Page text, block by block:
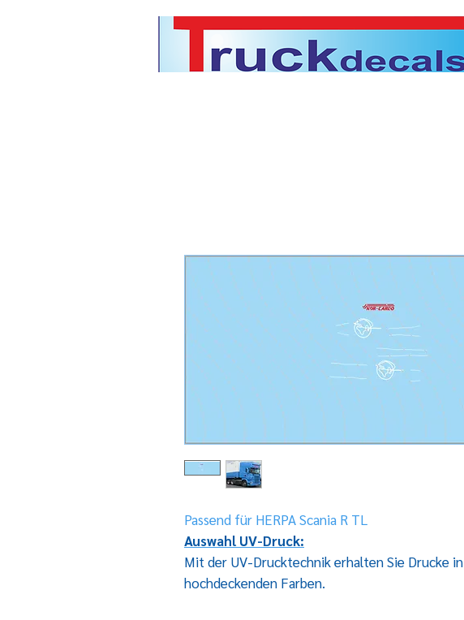
Passend für HERPA Scania R TL
Auswahl UV-Druck:
Mit der UV-Drucktechnik erhalten Sie Drucke in
hochdeckenden Farben.